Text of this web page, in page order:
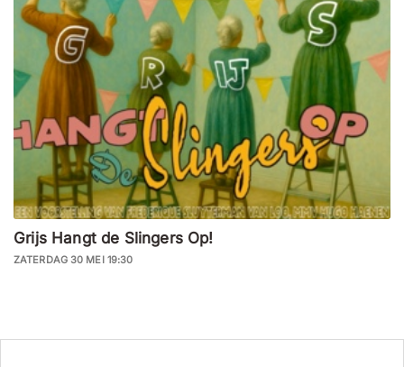
Grijs Hangt de Slingers Op!
ZATERDAG 30 MEI 19:30